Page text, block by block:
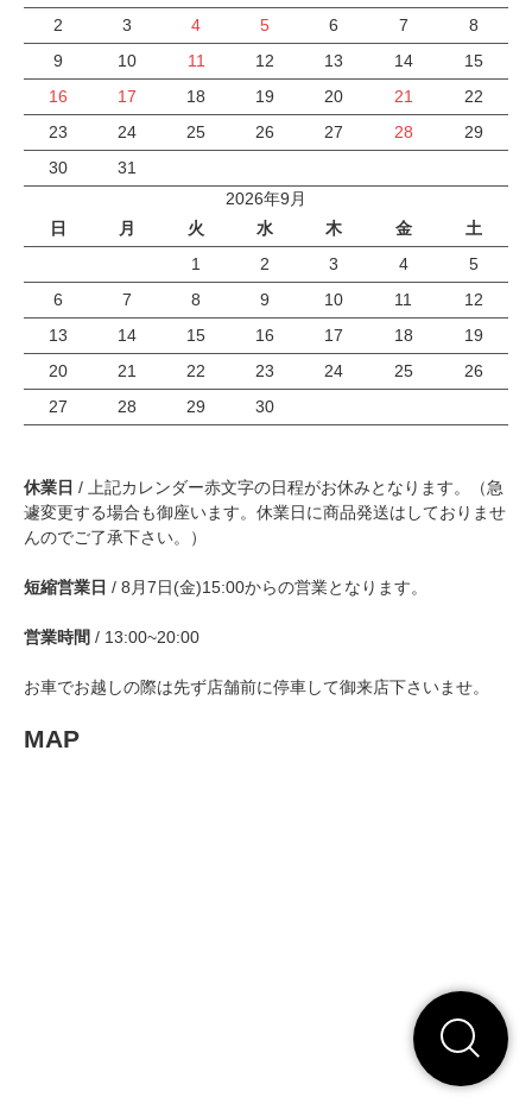
2
3 4 5 6 7
8
9
10 11 12 13 14
15
16
17 18 19 20 21
22
23
24 25 26 27 28
29
30
31
2026年9月
日
月 火 水 木 金
土
1
2 3 4
5
6
7 8 9 10 11
12
13
14 15 16 17 18
19
20
21 22 23 24 25
26
27
28 29 30
休業日 / 上記カレンダー赤文字の日程がお休みとなります。（急
遽変更する場合も御座います。休業日に商品発送はしておりませ
んのでご了承下さい。）
短縮営業日 / 8月7日(金)15:00からの営業となります。
営業時間 / 13:00~20:00
お車でお越しの際は先ず店舗前に停車して御来店下さいませ。
MAP